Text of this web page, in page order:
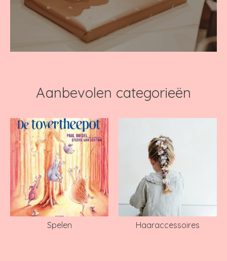
Aanbevolen categorieën
Spelen Haaraccessoires